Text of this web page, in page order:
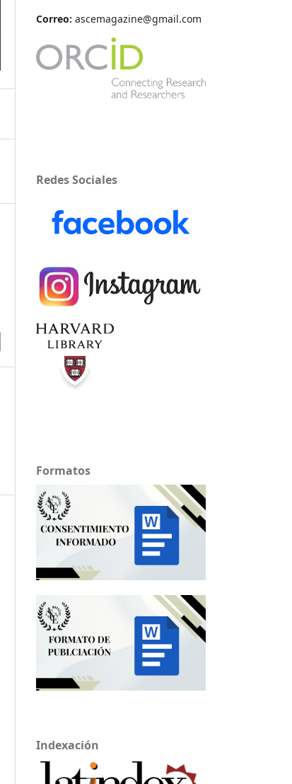
Correo: ascemagazine@gmail.com
Redes Sociales
Formatos
Indexación